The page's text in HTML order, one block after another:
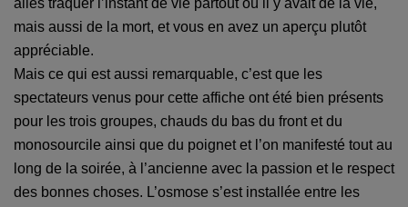
allés traquer l’instant de vie partout où il y avait de la vie,
mais aussi de la mort, et vous en avez un aperçu plutôt
appréciable.
Mais ce qui est aussi remarquable, c’est que les
spectateurs venus pour cette affiche ont été bien présents
pour les trois groupes, chauds du bas du front et du
monosourcile ainsi que du poignet et l’on manifesté tout au
long de la soirée, à l’ancienne avec la passion et le respect
des bonnes choses. L’osmose s’est installée entre les